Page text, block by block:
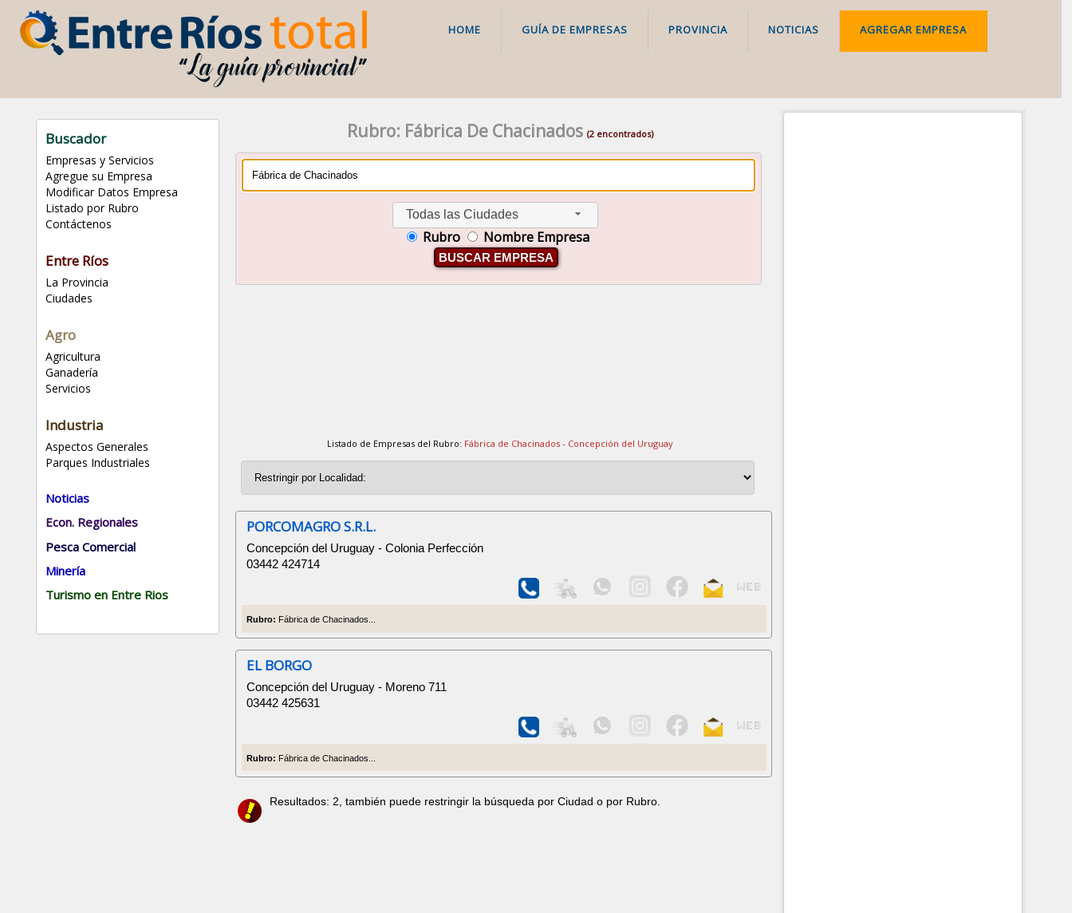
HOME GUÍA DE EMPRESAS PROVINCIA NOTICIAS AGREGAR EMPRESA
Buscador
Empresas y Servicios
Agregue su Empresa
Modificar Datos Empresa
Listado por Rubro
Contáctenos
Entre Ríos
La Provincia
Ciudades
Agro
Agricultura
Ganadería
Servicios
Industria
Aspectos Generales
Parques Industriales
Noticias
Econ. Regionales
Pesca Comercial
Minería
Turismo en Entre Rios
Rubro: Fábrica De Chacinados(2 encontrados)
Todas las Ciudades
Rubro Nombre Empresa
BUSCAR EMPRESA
Listado de Empresas del Rubro: Fábrica de Chacinados - Concepción del Uruguay
PORCOMAGRO S.R.L.
Concepción del Uruguay - Colonia Perfección
03442 424714
Rubro: Fábrica de Chacinados...
EL BORGO
Concepción del Uruguay - Moreno 711
03442 425631
Rubro: Fábrica de Chacinados...
Resultados: 2, también puede restringir la búsqueda por Ciudad o por Rubro.